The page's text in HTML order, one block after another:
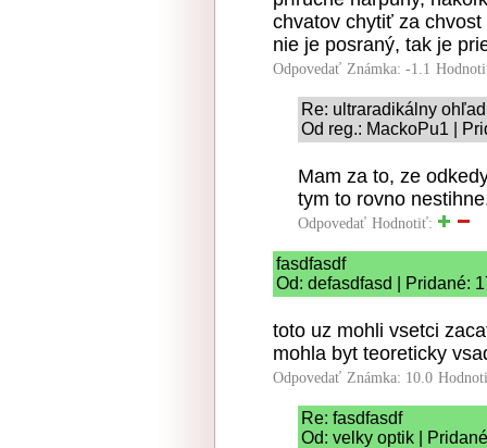
chvatov chytiť za
nie je posraný, tak je
Odpovedať Známka: -1.1
Re: ultraradikálny
Od reg.: MackoPu1 |
Mam za to, ze
tym to rovno
Odpovedať Hodnotiť:
fasdfasdf
Od: defasdfasd | Pridané:
toto uz mohli vsetci
mohla byt teoreticky
Odpovedať Známka: 10.0
Re: fasdfasdf
Od: velky optik |